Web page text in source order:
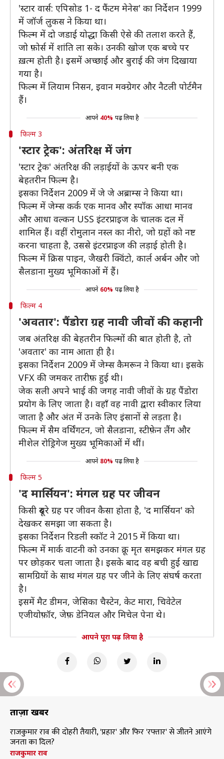
'स्टार वार्स: एपिसोड 1- द फैंटम मेनेस' का निर्देशन 1999
में जॉर्ज लुकस ने किया था।
फिल्म में दो जडाई योद्धा किसी ऐसे की तलाश करते हैं,
जो फ़ोर्स में शांति ला सके। उनकी खोज एक बच्चे पर
ख़त्म होती है। इसमें अच्छाई और बुराई की जंग दिखाया
गया है।
फिल्म में लियाम निसन, इवान मक्ग्रेगर और नैटली पोर्टमैन
हैं।
आपने 40% पढ़ लिया है
फिल्म 3
'स्टार ट्रेक': अंतरिक्ष में जंग
'स्टार ट्रेक' अंतरिक्ष की लड़ाईयों के ऊपर बनी एक
बेहतरीन फिल्म है।
इसका निर्देशन 2009 में जे जे अब्राम्स ने किया था।
फिल्म में जेम्स कर्क एक मानव और स्पॉक आधा मानव
और आधा वल्कन USS इंटरप्राइज के चालक दल में
शामिल हैं। वहीं रोमुलान नस्ल का नीरो, जो ग्रहों को नष्ट
करना चाहता है, उससे इंटरप्राइज की लड़ाई होती है।
फिल्म में क्रिस पाइन, जैखरी क्विंटो, कार्ल अर्बन और जो
सैलडाना मुख्य भूमिकाओं में हैं।
आपने 60% पढ़ लिया है
फिल्म 4
'अवतार': पैंडोरा ग्रह नावी जीवों की कहानी
जब अंतरिक्ष की बेहतरीन फिल्मों की बात होती है, तो
'अवतार' का नाम आता ही है।
इसका निर्देशन 2009 में जेम्स कैमरून ने किया था। इसके
VFX की जमकर तारीफ़ हुई थी।
जेक सली अपने भाई की जगह नावी जीवों के ग्रह पैंडोरा
प्रयोग के लिए जाता है। वहाँ वह नावी द्वारा स्वीकार लिया
जाता है और अंत में उनके लिए इंसानों से लड़ता है।
फिल्म में सैम वर्थिंगटन, जो सैलडाना, स्टीफ़ेन लैंग और
मीशेल रोड्रिगेज मुख्य भूमिकाओं में थीं।
आपने 80% पढ़ लिया है
फिल्म 5
'द मार्सियन': मंगल ग्रह पर जीवन
किसी दूसरे ग्रह पर जीवन कैसा होता है, 'द मार्सियन' को
देखकर समझा जा सकता है।
इसका निर्देशन रिडली स्कॉट ने 2015 में किया था।
फिल्म में मार्क वाटनी को उनका क्रू मृत समझकर मंगल ग्रह
पर छोड़कर चला जाता है। इसके बाद वह बची हुई खाद्य
सामग्रियों के साथ मंगल ग्रह पर जीने के लिए संघर्ष करता
है।
इसमें मैट डीमन, जेसिका चैस्टेन, केट मारा, चिवेटेल
एजीयोफ़ॉर, जेफ़ डेनियल और मिचेल पेना थे।
आपने पूरा पढ़ लिया है
ताज़ा खबरें
राजकुमार राव की दोहरी तैयारी, 'प्रहार' और फिर 'रफ्तार' से जीतने आएंगे
जनता का दिल?
राजकुमार राव